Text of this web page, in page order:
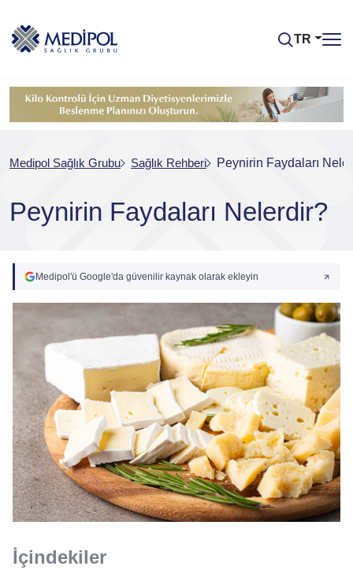
TR
Medipol Sağlık Grubu Sağlık Rehberi Peynirin Faydaları
Peynirin Faydaları Nelerdir?
Medipol'ü Google'da güvenilir kaynak olarak ekleyin
İçindekiler